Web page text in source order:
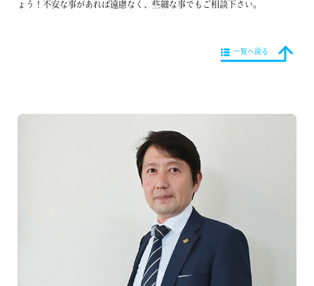
ょう！不安な事があれば遠慮なく、些細な事でもご相談下さい。
一覧へ戻る